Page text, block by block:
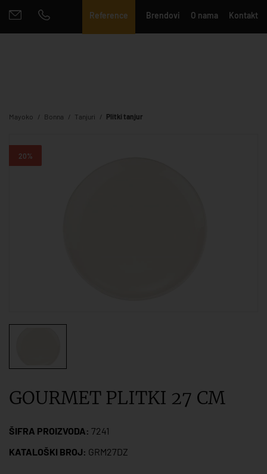
Reference Brendovi O nama Kontakt
Mayoko Bonna Tanjuri Plitki tanjur
20%
GOURMET PLITKI 27 CM
ŠIFRA PROIZVODA: 7241
KATALOŠKI BROJ: GRM27DZ